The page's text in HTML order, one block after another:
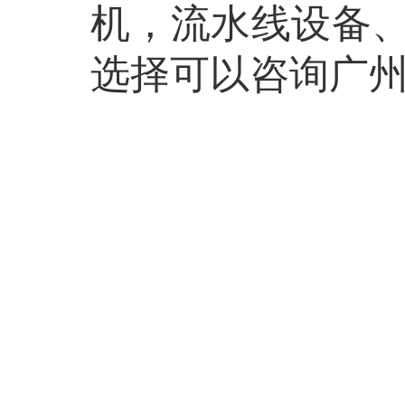
机，流水线设备
选择可以咨询广